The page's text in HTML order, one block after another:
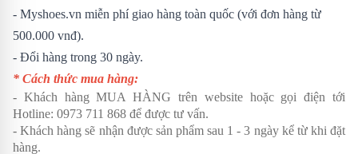
- Myshoes.vn miễn phí giao hàng toàn quốc (với đơn hàng từ
500.000 vnđ).
- Đổi hàng trong 30 ngày.
* Cách thức mua hàng:
- Khách hàng MUA HÀNG trên website hoặc gọi điện tới
Hotline: 0973 711 868 để được tư vấn.
- Khách hàng sẽ nhận được sản phẩm sau 1 - 3 ngày kể từ khi đặt
hàng.